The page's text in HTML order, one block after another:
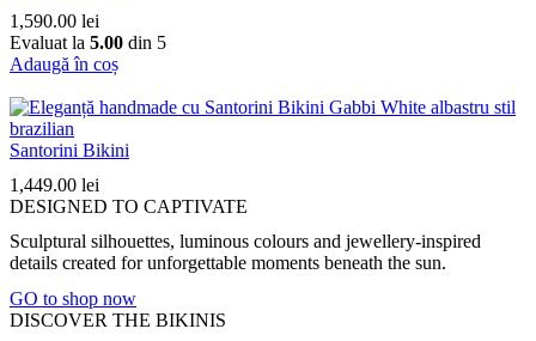
1,590.00 lei
Evaluat la 5.00 din 5
Adaugă în coș
Santorini Bikini
1,449.00 lei
DESIGNED TO CAPTIVATE
Sculptural silhouettes, luminous colours and jewellery-inspired
details created for unforgettable moments beneath the sun.
GO to shop now
DISCOVER THE BIKINIS